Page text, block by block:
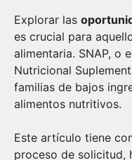
Explorar las
es crucial para
alimentaria. SNAP, o
Nutricional
familias de bajos
alimentos nutritivos.
Este artículo tiene
proceso de solicitud,